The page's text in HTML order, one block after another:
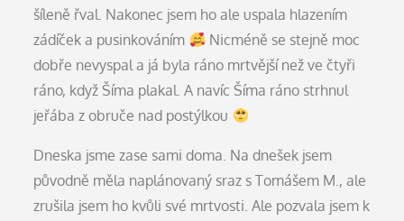
šíleně řval. Nakonec jsem ho ale uspala hlazením
zádíček a pusinkováním
Nicméně se stejně moc
dobře nevyspal a já byla ráno mrtvější než ve čtyři
ráno, když Šíma plakal. A navíc Šíma ráno strhnul
jeřába z obruče nad postýlkou
Dneska jsme zase sami doma. Na dnešek jsem
původně měla naplánovaný sraz s Tomášem M., ale
zrušila jsem ho kvůli své mrtvosti. Ale pozvala jsem k